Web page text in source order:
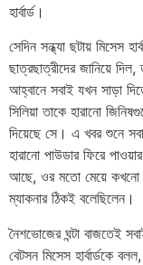
হার্বার্ড।
সেদিন সন্ধ্যা ছটায় মিসেস
ছাত্রছাত্রীদের জানিয়ে
আহ্বানে সবাই যখন সাড়া
সিলিয়া তাকে হারানো
দিয়েছে সে। এ খবর শুনে
হারানো পাউডার ফিরে
আছে, ওর মতো মেয়ে কখনো
ম্যাকনার ঠিকই বলেছিলেন।
নৈশভোজের ঘন্টা বাজতেই
বেটসন মিসেস হার্বার্ডকে